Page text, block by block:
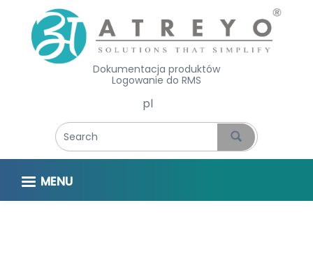
Dokumentacja produktów
Logowanie do RMS
Select your language
MENU